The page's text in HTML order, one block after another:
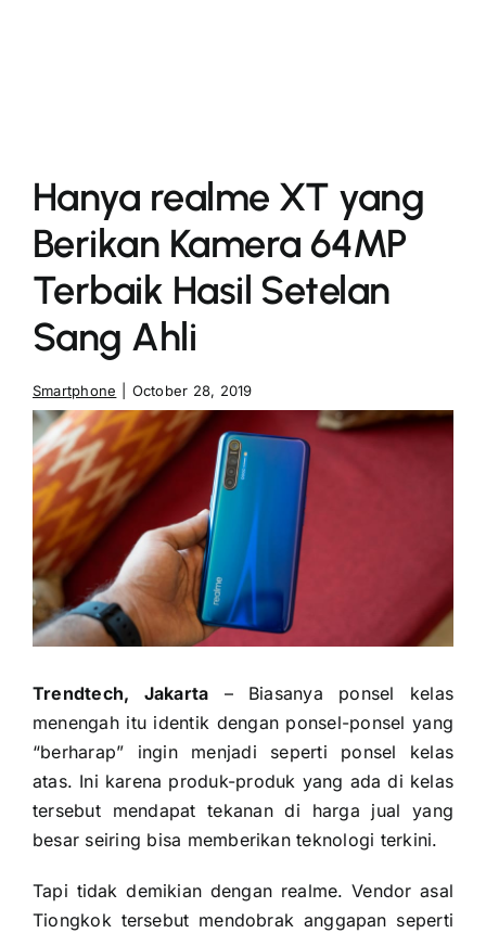
Hanya realme XT yang
Berikan Kamera 64MP
Terbaik Hasil Setelan
Sang Ahli
Smartphone October 28, 2019
Trendtech, Jakarta – Biasanya ponsel kelas
menengah itu identik dengan ponsel-ponsel yang
“berharap” ingin menjadi seperti ponsel kelas
atas. Ini karena produk-produk yang ada di kelas
tersebut mendapat tekanan di harga jual yang
besar seiring bisa memberikan teknologi terkini.
Tapi tidak demikian dengan realme. Vendor asal
Tiongkok tersebut mendobrak anggapan seperti